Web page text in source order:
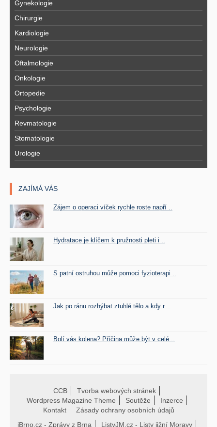
Gynekologie
Chirurgie
Kardiologie
Neurologie
Oftalmologie
Onkologie
Ortopedie
Psychologie
Revmatologie
Stomatologie
Urologie
ZAJÍMÁ VÁS
Zájem o operaci víček rychle roste napří ..
Hydratace je klíčem k pružnosti pleti i ..
S patní ostruhou může pomoci fyzioterapi ..
Jak po ránu rozhýbat ztuhlé tělo a kdy r ..
Bolí vás kolena? Příčina může být v celé ..
CCB
Tvorba webových stránek
Wordpress Magazine Theme
Soutěže
Inzerce
Kontakt
Zásady ochrany osobních údajů
iBrno.cz - Zprávy z Brna
ListyJM.cz - Listy jižní Moravy